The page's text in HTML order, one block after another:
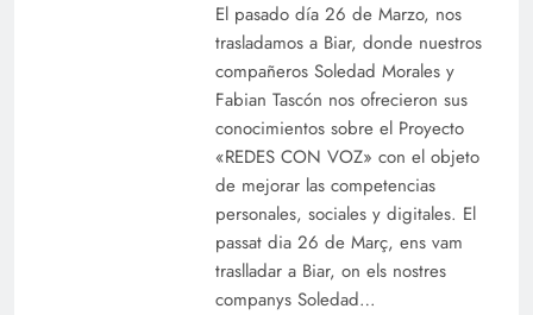
El pasado día 26 de Marzo, nos
trasladamos a Biar, donde nuestros
compañeros Soledad Morales y
Fabian Tascón nos ofrecieron sus
conocimientos sobre el Proyecto
«REDES CON VOZ» con el objeto
de mejorar las competencias
personales, sociales y digitales. El
passat dia 26 de Març, ens vam
traslladar a Biar, on els nostres
companys Soledad…